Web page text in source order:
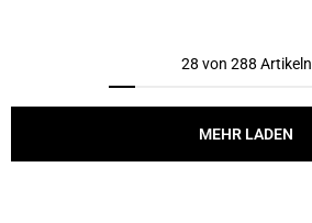
28 von 288 Artikeln
MEHR LADEN